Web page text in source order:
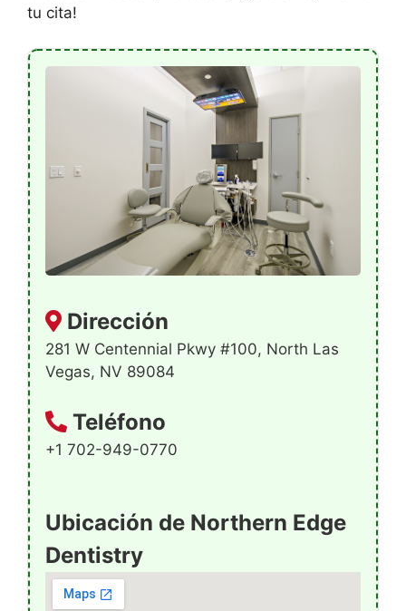
tu cita!
Dirección
281 W Centennial Pkwy #100, North Las
Vegas, NV 89084
Teléfono
+1 702-949-0770
Ubicación de Northern Edge
Dentistry